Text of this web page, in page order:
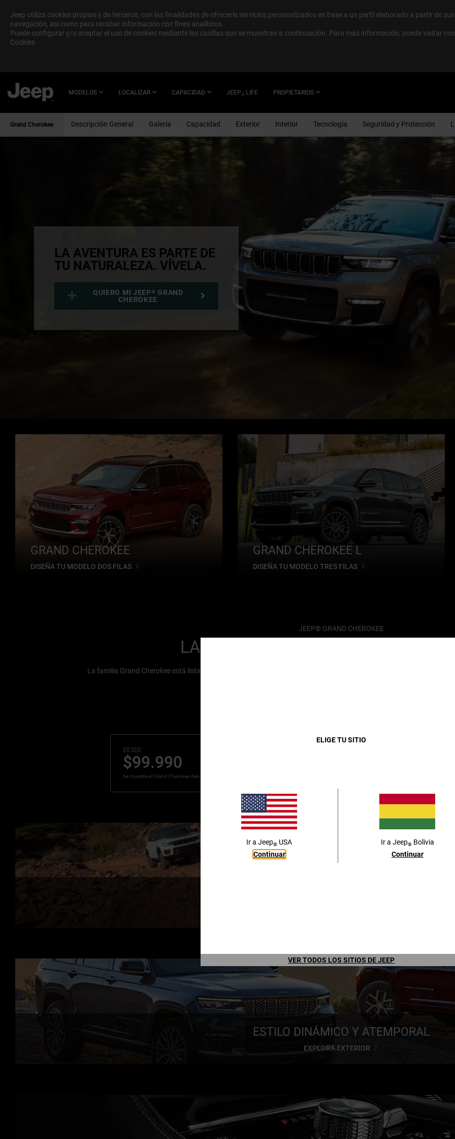
Close
ELIGE TU SITIO
Ir a Jeep® USA
Continuar
Ir a Jeep® Bolivia
Continuar
VER TODOS LOS SITIOS DE JEEP
Jeep utiliza cookies propias y de terceros, con las finalidades de ofrecerle servicios personalizados en base a un perfil elaborado a partir de
navegación, así como para recabar información con fines analíticos.
Puede configurar y/o aceptar el uso de cookies mediante las casillas que se muestran a continuación. Para más información, puede visitar
Cookies
MODELOS LOCALIZAR CAPACIDAD JEEP® LIFE PROPIETARIOS
Grand Cherokee Descripción General Galería Capacidad Exterior Interior Tecnología Seguridad y Protección
LA AVENTURA ES PARTE DE
TU NATURALEZA. VÍVELA.
QUIERO MI JEEP® GRAND
CHEROKEE
GRAND CHEROKEE
DISEÑA TU MODELO DOS FILAS
GRAND CHEROKEE L
DISEÑA TU MODELO TRES FILAS
JEEP® GRAND CHEROKEE
LA LEYENDA, DISEÑADA PARA EL
La familia Grand Cherokee está lista para tu próxima gran aventura. Prepárate para las increíbles combinaciones
DESDE
$99.990
Se muestra el Grand Cherokee desde $90.990
ESTILO DINÁMICO Y ATEMPORAL
EXPLORA EXTERIOR